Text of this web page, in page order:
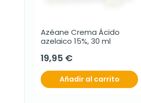
Azéane Crema Ácido
azelaico 15%, 30 ml
19,95 €
Añadir al carrito